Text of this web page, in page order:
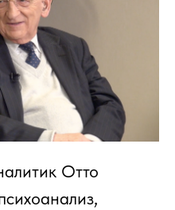
Отто